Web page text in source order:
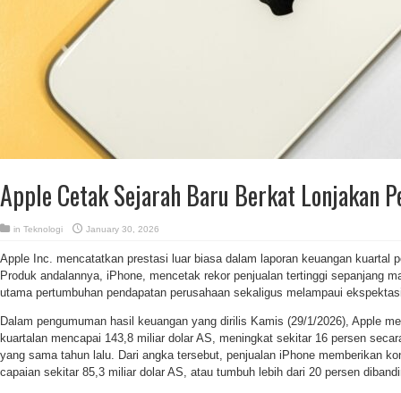
Apple Cetak Sejarah Baru Berkat Lonjakan
in Teknologi January 30, 2026
Apple Inc. mencatatkan prestasi luar biasa dalam laporan keuangan kuartal
Produk andalannya, iPhone, mencetak rekor penjualan tertinggi sepanjang
utama pertumbuhan pendapatan perusahaan sekaligus melampaui
Dalam pengumuman hasil keuangan yang dirilis Kamis (29/1/2026), Apple
kuartalan mencapai 143,8 miliar dolar AS, meningkat sekitar 16 persen
yang sama tahun lalu. Dari angka tersebut, penjualan iPhone memberikan
capaian sekitar 85,3 miliar dolar AS, atau tumbuh lebih dari 20 persen